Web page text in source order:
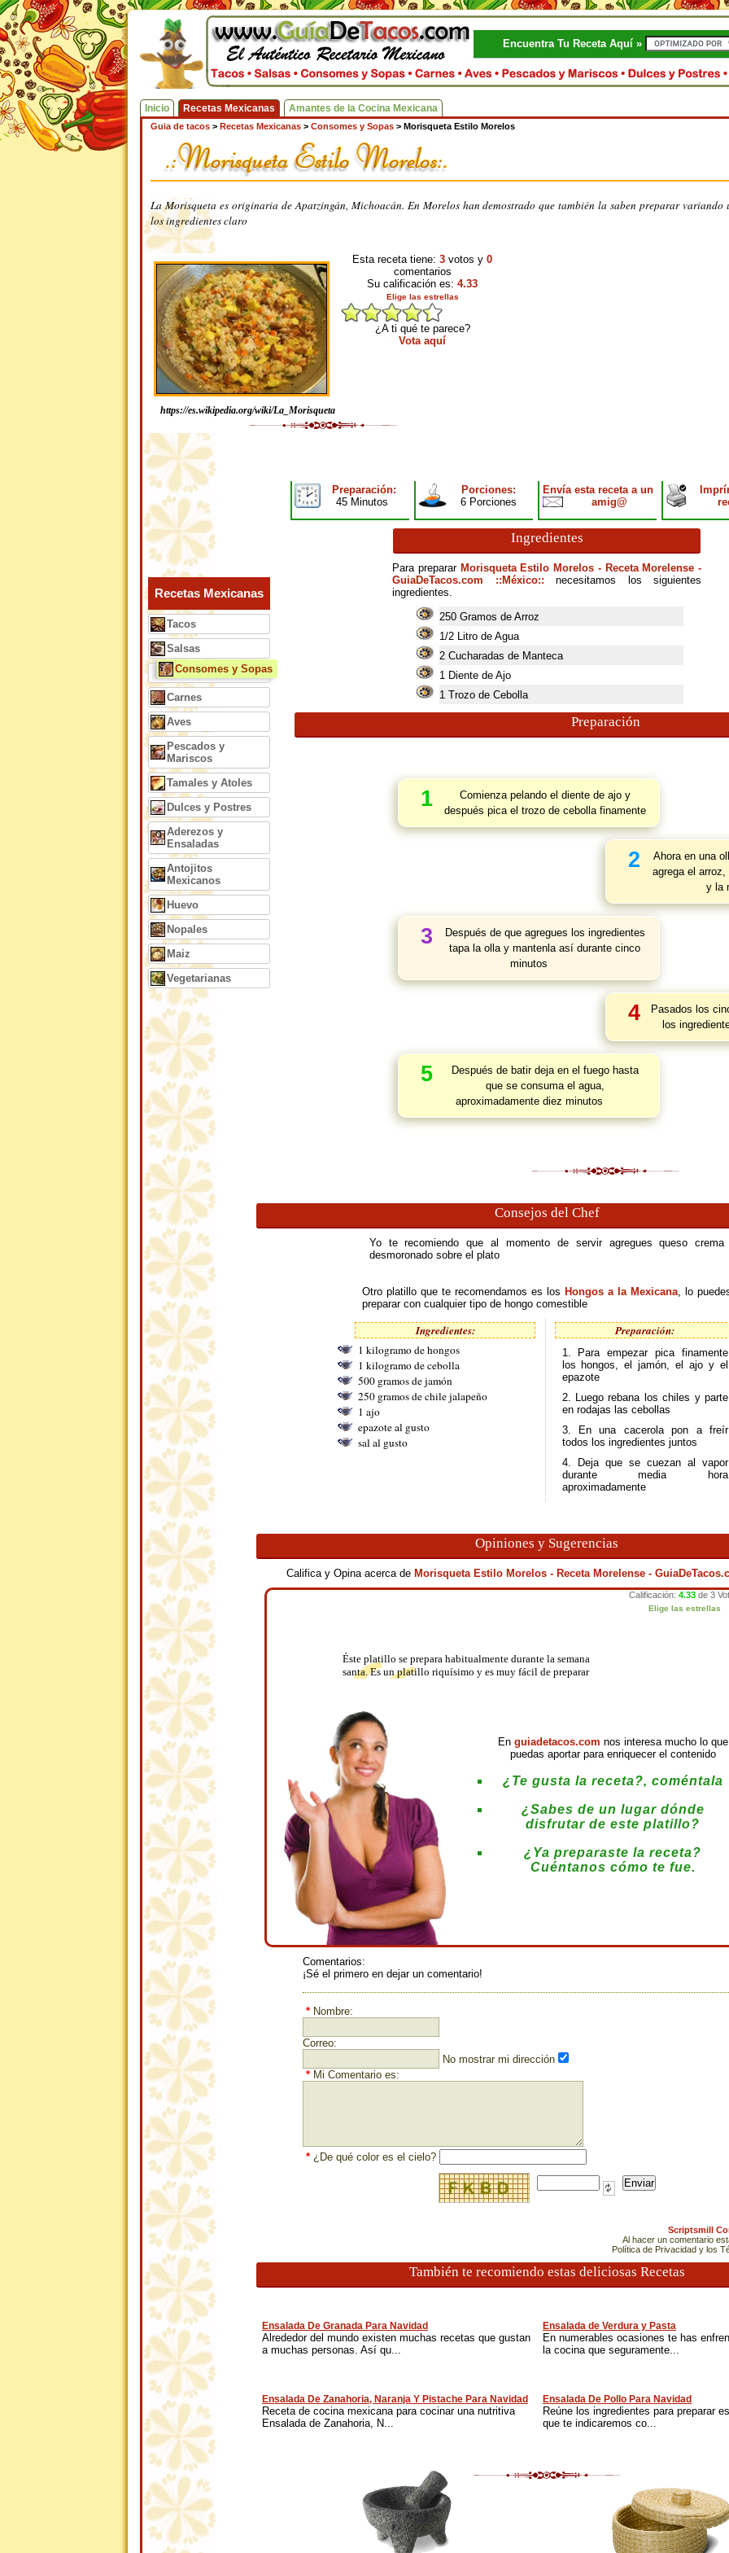
Encuentra Tu Receta Aquí »
Inicio Recetas Mexicanas Amantes de la Cocina Mexicana
Guia de tacos > Recetas Mexicanas > Consomes y Sopas > Morisqueta Estilo Morelos
La Morisqueta es originaria de Apatzingán, Michoacán. En Morelos han demostrado que también la saben preparar variando
los ingredientes claro
https://es.wikipedia.org/wiki/La_Morisqueta
Esta receta tiene: 3 votos y 0
comentarios
Su calificación es: 4.33
Elige las estrellas
¿A ti qué te parece?
Vota aquí
Preparación:
45 Minutos
Porciones:
6 Porciones
Envía esta receta a un
amig@
Ingredientes
Para preparar Morisqueta Estilo Morelos - Receta Morelense -
GuiaDeTacos.com ::México:: necesitamos los siguientes
ingredientes.
250 Gramos de Arroz
1/2 Litro de Agua
2 Cucharadas de Manteca
1 Diente de Ajo
1 Trozo de Cebolla
Preparación
1
Comienza pelando el diente de ajo y
después pica el trozo de cebolla finamente
2
Ahora en una
agrega el
y la
3
Después de que agregues los ingredientes
tapa la olla y mantenla así durante cinco
minutos
4
Pasados los
los
5
Después de batir deja en el fuego hasta
que se consuma el agua,
aproximadamente diez minutos
Recetas Mexicanas
Tacos
Salsas
Consomes y Sopas
Carnes
Aves
Pescados y
Mariscos
Tamales y Atoles
Dulces y Postres
Aderezos y
Ensaladas
Antojitos
Mexicanos
Huevo
Nopales
Maiz
Vegetarianas
Consejos del Chef
Yo te recomiendo que al momento de servir agregues queso crema
desmoronado sobre el plato
Otro platillo que te recomendamos es los Hongos a la Mexicana, lo
preparar con cualquier tipo de hongo comestible
Ingredientes:
1 kilogramo de hongos
1 kilogramo de cebolla
500 gramos de jamón
250 gramos de chile jalapeño
1 ajo
epazote al gusto
sal al gusto
Preparación:
1. Para empezar pica finamente
los hongos, el jamón, el ajo y el
epazote
2. Luego rebana los chiles y parte
en rodajas las cebollas
3. En una cacerola pon a freír
todos los ingredientes juntos
4. Deja que se cuezan al vapor
durante media hora
aproximadamente
Opiniones y Sugerencias
Califica y Opina acerca de Morisqueta Estilo Morelos - Receta Morelense -
Éste platillo se prepara habitualmente durante la semana
santa. Es un platillo riquísimo y es muy fácil de preparar
En guiadetacos.com nos interesa mucho lo que
puedas aportar para enriquecer el contenido
¿Te gusta la receta?, coméntala
¿Sabes de un lugar dónde
disfrutar de este platillo?
¿Ya preparaste la receta?
Cuéntanos cómo te fue.
Comentarios:
¡Sé el primero en dejar un comentario!
* Nombre:
Correo:
No mostrar mi dirección
* Mi Comentario es:
* ¿De qué color es el cielo?
Scriptsmill
Al hacer un comentario
Política de Privacidad y los
También te recomiendo estas deliciosas Recetas
Ensalada De Granada Para Navidad
Alrededor del mundo existen muchas recetas que gustan
a muchas personas. Así qu...
Ensalada de Verdura y Pasta
En numerables ocasiones te has
la cocina que seguramente...
Ensalada De Zanahoria, Naranja Y Pistache Para Navidad
Receta de cocina mexicana para cocinar una nutritiva
Ensalada de Zanahoria, N...
Ensalada De Pollo Para Navidad
Reúne los ingredientes para preparar
que te indicaremos co...